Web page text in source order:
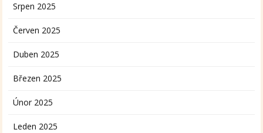
Srpen 2025
Červen 2025
Duben 2025
Březen 2025
Únor 2025
Leden 2025